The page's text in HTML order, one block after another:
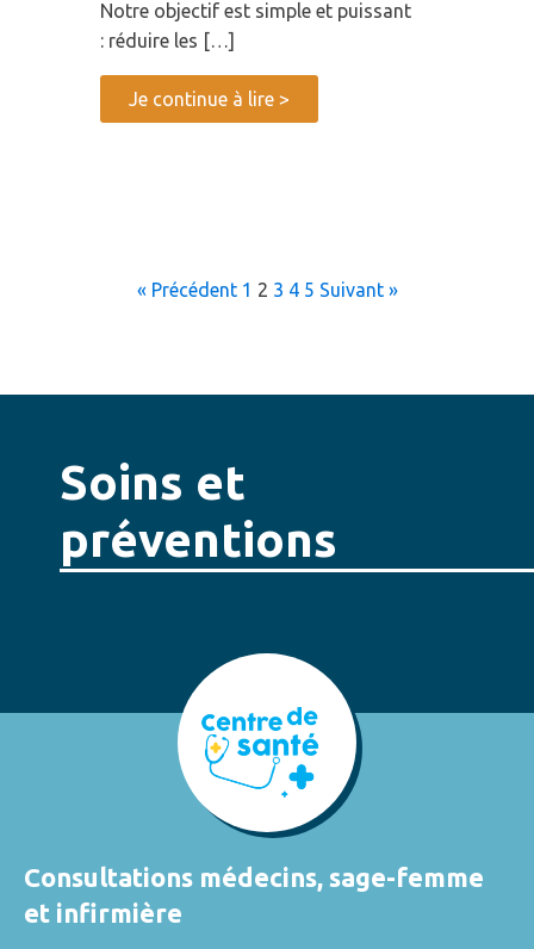
Notre objectif est simple et puissant
: réduire les […]
Je continue à lire >
« Précédent 1 2 3 4 5 Suivant »
Soins et
préventions
Consultations médecins, sage-femme
et infirmière